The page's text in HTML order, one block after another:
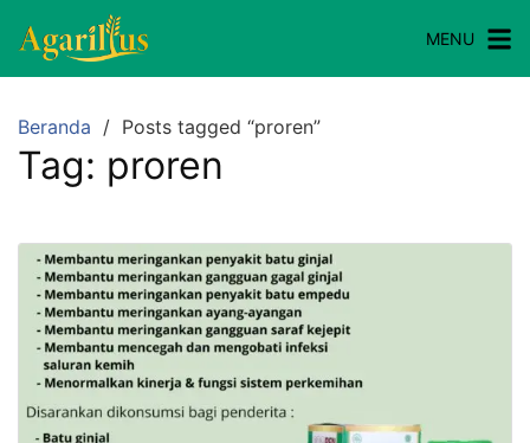
MENU
Beranda Posts tagged “proren”
Tag: proren